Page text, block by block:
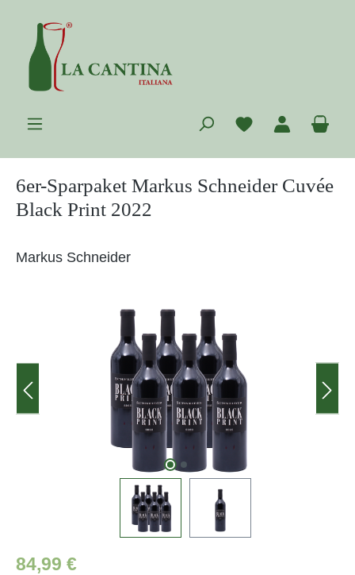
Zum Hauptinhalt springen
Du hast 0
6er-Sparpaket Markus Schneider Cuvée
Black Print 2022
Markus Schneider
Bildergalerie überspringen
Regulärer Preis:
84,99 €